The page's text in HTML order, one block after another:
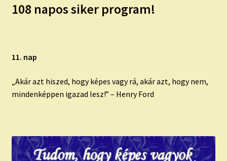
IRATKOZZ FEL A VIDEÓ CSATORNÁNKRA!
108 napos siker program!
11. nap
„Akár azt hiszed, hogy képes vagy rá, akár azt, hogy nem,
mindenképpen igazad lesz!” – Henry Ford